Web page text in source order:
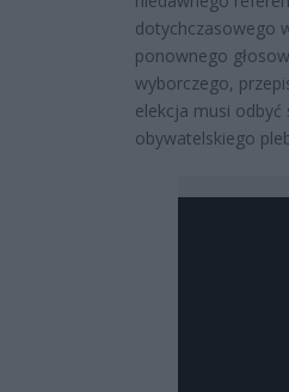
dotychczasowego
ponownego
wyborczego,
elekcja musi
obywatelskiego